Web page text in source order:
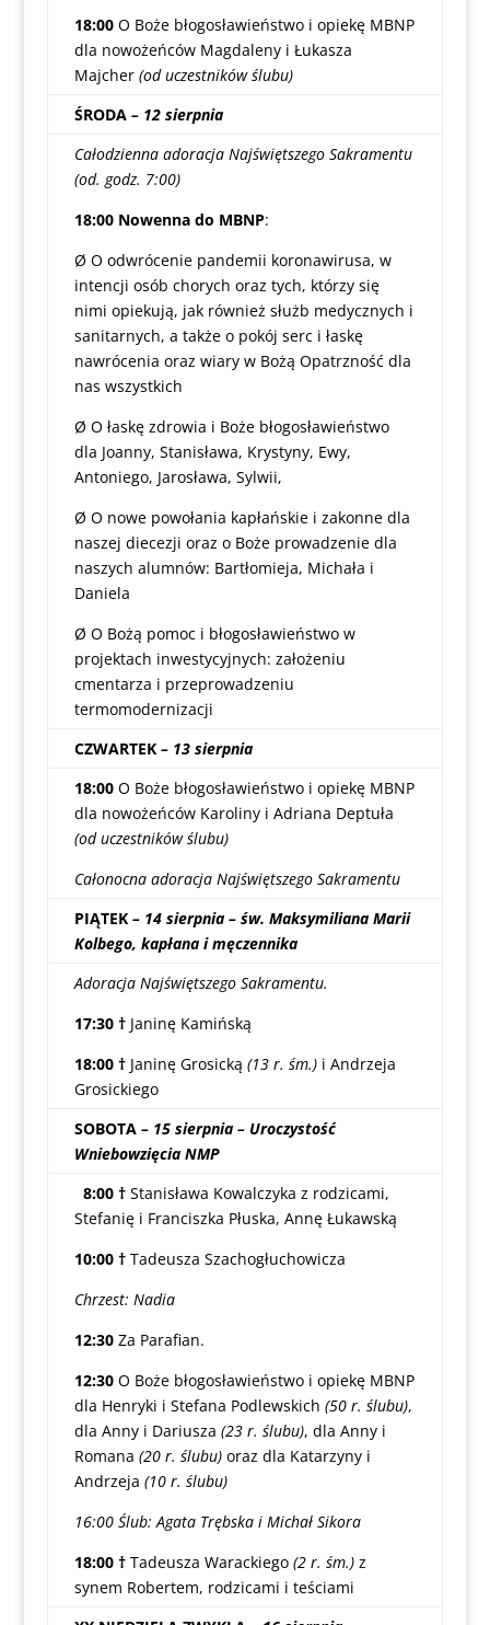
18:00 O Boże błogosławieństwo i opiekę MBNP
dla nowożeńców Magdaleny i Łukasza
Majcher (od uczestników ślubu)
ŚRODA – 12 sierpnia
Całodzienna adoracja Najświętszego Sakramentu
(od. godz. 7:00)
18:00 Nowenna do MBNP:
Ø O odwrócenie pandemii koronawirusa, w
intencji osób chorych oraz tych, którzy się
nimi opiekują, jak również służb medycznych i
sanitarnych, a także o pokój serc i łaskę
nawrócenia oraz wiary w Bożą Opatrzność dla
nas wszystkich
Ø O łaskę zdrowia i Boże błogosławieństwo
dla Joanny, Stanisława, Krystyny, Ewy,
Antoniego, Jarosława, Sylwii,
Ø O nowe powołania kapłańskie i zakonne dla
naszej diecezji oraz o Boże prowadzenie dla
naszych alumnów: Bartłomieja, Michała i
Daniela
Ø O Bożą pomoc i błogosławieństwo w
projektach inwestycyjnych: założeniu
cmentarza i przeprowadzeniu
termomodernizacji
CZWARTEK – 13 sierpnia
18:00 O Boże błogosławieństwo i opiekę MBNP
dla nowożeńców Karoliny i Adriana Deptuła
(od uczestników ślubu)
Całonocna adoracja Najświętszego Sakramentu
PIĄTEK – 14 sierpnia – św. Maksymiliana Marii
Kolbego, kapłana i męczennika
Adoracja Najświętszego Sakramentu.
17:30 † Janinę Kamińską
18:00 † Janinę Grosicką (13 r. śm.)i Andrzeja
Grosickiego
SOBOTA – 15 sierpnia – Uroczystość
Wniebowzięcia NMP
8:00 † Stanisława Kowalczyka z rodzicami,
Stefanię i Franciszka Płuska, Annę Łukawską
10:00 † Tadeusza Szachogłuchowicza
Chrzest: Nadia
12:30Za Parafian.
12:30O Boże błogosławieństwo i opiekę MBNP
dla Henryki i Stefana Podlewskich (50 r. ślubu),
dla Anny i Dariusza (23 r. ślubu), dla Anny i
Romana (20 r. ślubu)oraz dla Katarzyny i
Andrzeja (10 r. ślubu)
16:00 Ślub: Agata Trębska i Michał Sikora
18:00 † Tadeusza Warackiego (2 r. śm.)z
synem Robertem, rodzicami i teściami